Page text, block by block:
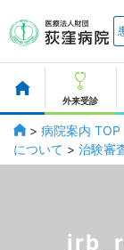
外来受診
> 病院案内 TOP
について > 治験審